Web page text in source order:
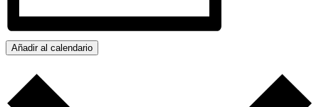
Añadir al calendario